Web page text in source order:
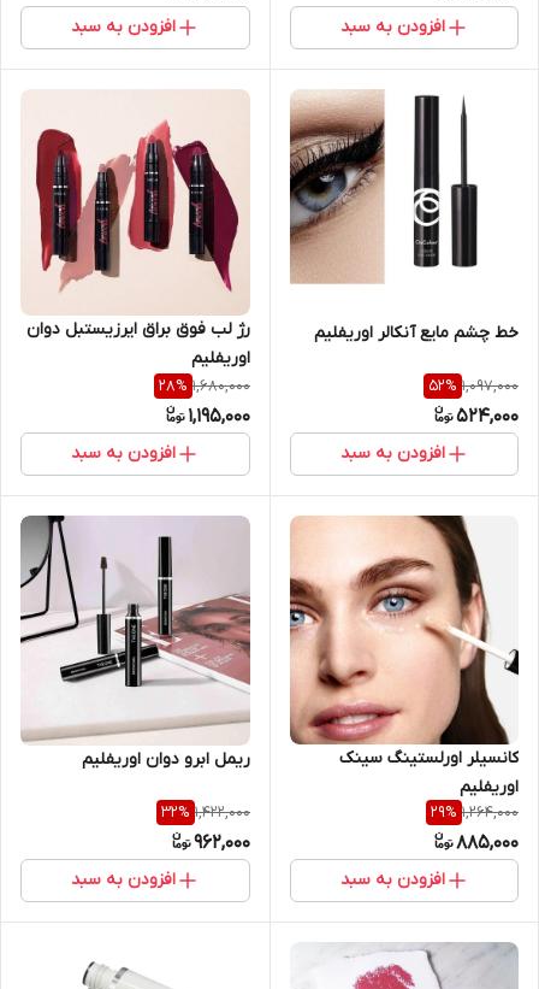
افزودن به سبد افزودن به سبد
خط چشم مایع آنکالر اوریفلیم
1,097,000
52%
524,000
افزودن به سبد
رژ لب فوق براق ایرزیستبل دوان
اوریفلیم
1,680,000
28%
1,195,000
افزودن به سبد
کانسیلر اورلستینگ سینک
اوریفلیم
1,264,000
29%
885,000
افزودن به سبد
ریمل ابرو دوان اوریفلیم
1,422,000
32%
962,000
افزودن به سبد